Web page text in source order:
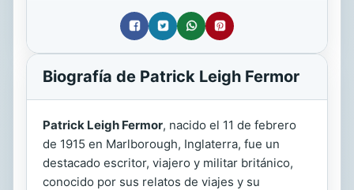
Biografía de Patrick Leigh Fermor
Patrick Leigh Fermor, nacido el 11 de febrero
de 1915 en Marlborough, Inglaterra, fue un
destacado escritor, viajero y militar británico,
conocido por sus relatos de viajes y su